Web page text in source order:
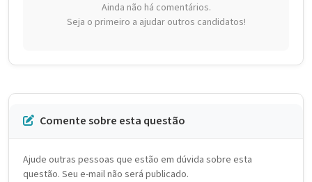
Ainda não há comentários.
Seja o primeiro a ajudar outros candidatos!
Comente sobre esta questão
Ajude outras pessoas que estão em dúvida sobre esta
questão. Seu e-mail não será publicado.